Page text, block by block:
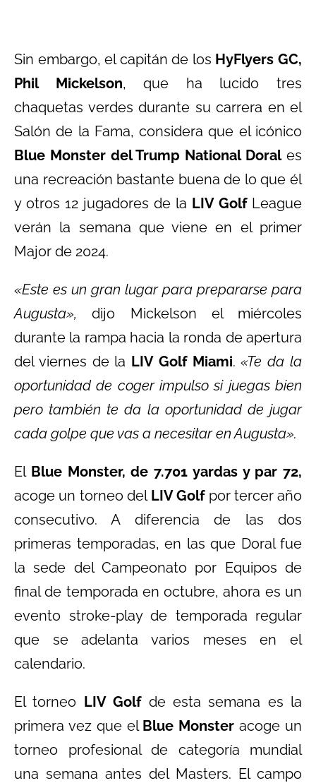
Sin embargo, el capitán de los HyFlyers GC,
Phil Mickelson, que ha lucido tres
chaquetas verdes durante su carrera en el
Salón de la Fama, considera que el icónico
Blue Monster del Trump National Dorales
una recreación bastante buena de lo que él
y otros 12 jugadores de la LIV GolfLeague
verán la semana que viene en el primer
Major de 2024.
«Este es un gran lugar para prepararse para
Augusta», dijo Mickelson el miércoles
durante la rampa hacia la ronda de apertura
del viernes de la LIV Golf Miami.«Te da la
oportunidad de coger impulso si juegas bien
pero también te da la oportunidad de jugar
cada golpe que vas a necesitar en Augusta».
El Blue Monster, de 7.701 yardas y par 72,
acoge un torneo delLIV Golfpor tercer año
consecutivo. A diferencia de las dos
primeras temporadas, en las que Doral fue
la sede del Campeonato por Equipos de
final de temporada en octubre, ahora es un
evento stroke-play de temporada regular
que se adelanta varios meses en el
calendario.
El torneo LIV Golfde esta semana es la
primera vez que el Blue Monster acoge un
torneo profesional de categoría mundial
una semana antes del Masters. El campo